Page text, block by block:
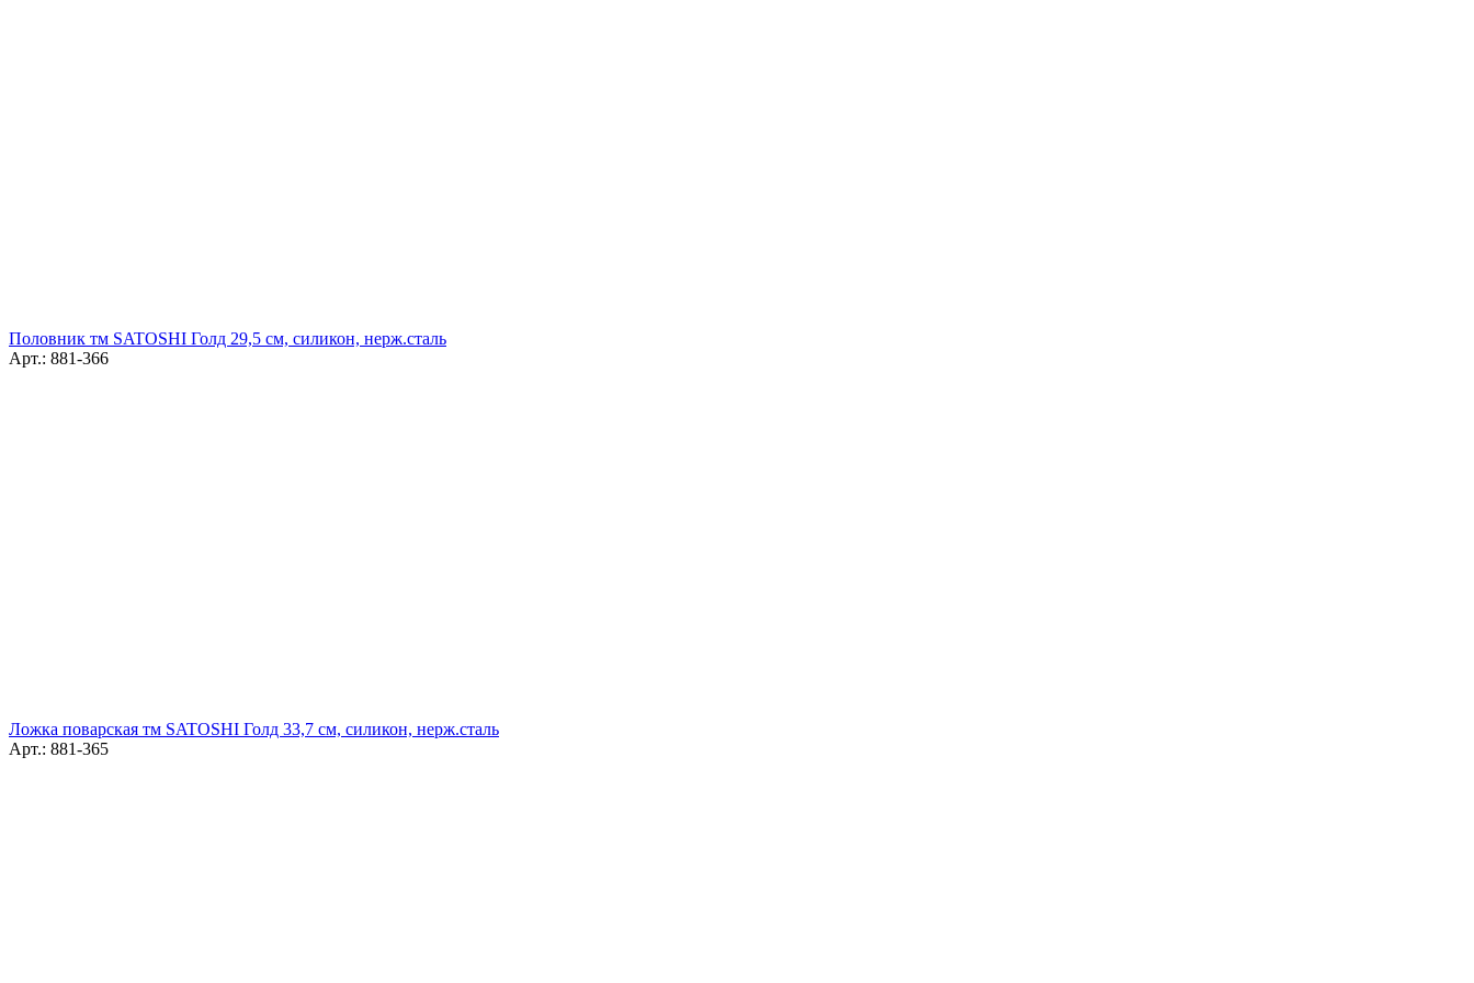
Половник тм SATOSHI Голд 29,5 см, силикон, нерж.сталь
Арт.: 881-366
Ложка поварская тм SATOSHI Голд 33,7 см, силикон, нерж.сталь
Арт.: 881-365